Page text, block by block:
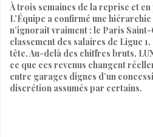
À trois semaines de la reprise et
L’Équipe a confirmé une
n’ignorait vraiment : le Paris
classement des salaires de Ligue
tête. Au-delà des chiffres bruts,
ce que ces revenus changent
entre garages dignes d’un
discrétion assumés par certains.